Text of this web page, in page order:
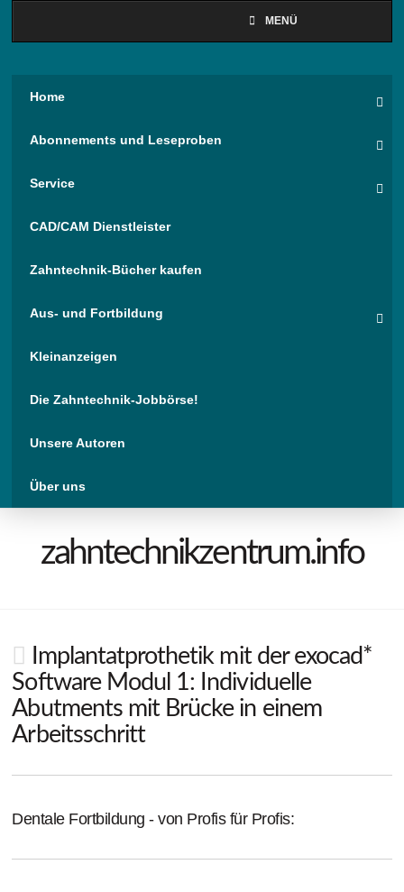
MENÜ
Home
Abonnements und Leseproben
Service
CAD/CAM Dienstleister
Zahntechnik-Bücher kaufen
Aus- und Fortbildung
Kleinanzeigen
Die Zahntechnik-Jobbörse!
Unsere Autoren
Über uns
zahntechnikzentrum.info
Implantatprothetik mit der exocad*
Software Modul 1: Individuelle
Abutments mit Brücke in einem
Arbeitsschritt
Dentale Fortbildung - von Profis für Profis: